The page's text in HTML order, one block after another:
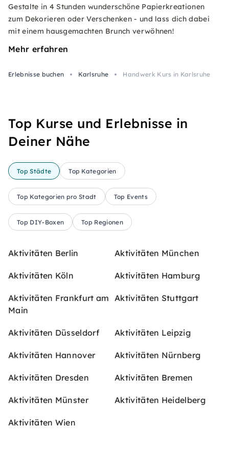
Gestalte in 4 Stunden wunderschöne Papierkreationen
zum Dekorieren oder Verschenken - und lass dich dabei
mit einem hausgemachten Brunch verwöhnen!
Mehr erfahren
Erlebnisse buchen Karlsruhe Handwerk Kurs in Karlsruhe
Top Kurse und Erlebnisse in
Deiner Nähe
Top Städte Top Kategorien
Top Kategorien pro Stadt Top Events
Top DIY-Boxen Top Regionen
Aktivitäten Berlin Aktivitäten München
Aktivitäten Köln Aktivitäten Hamburg
Aktivitäten Frankfurt am
Main
Aktivitäten Stuttgart
Aktivitäten Düsseldorf Aktivitäten Leipzig
Aktivitäten Hannover Aktivitäten Nürnberg
Aktivitäten Dresden Aktivitäten Bremen
Aktivitäten Münster Aktivitäten Heidelberg
Aktivitäten Wien